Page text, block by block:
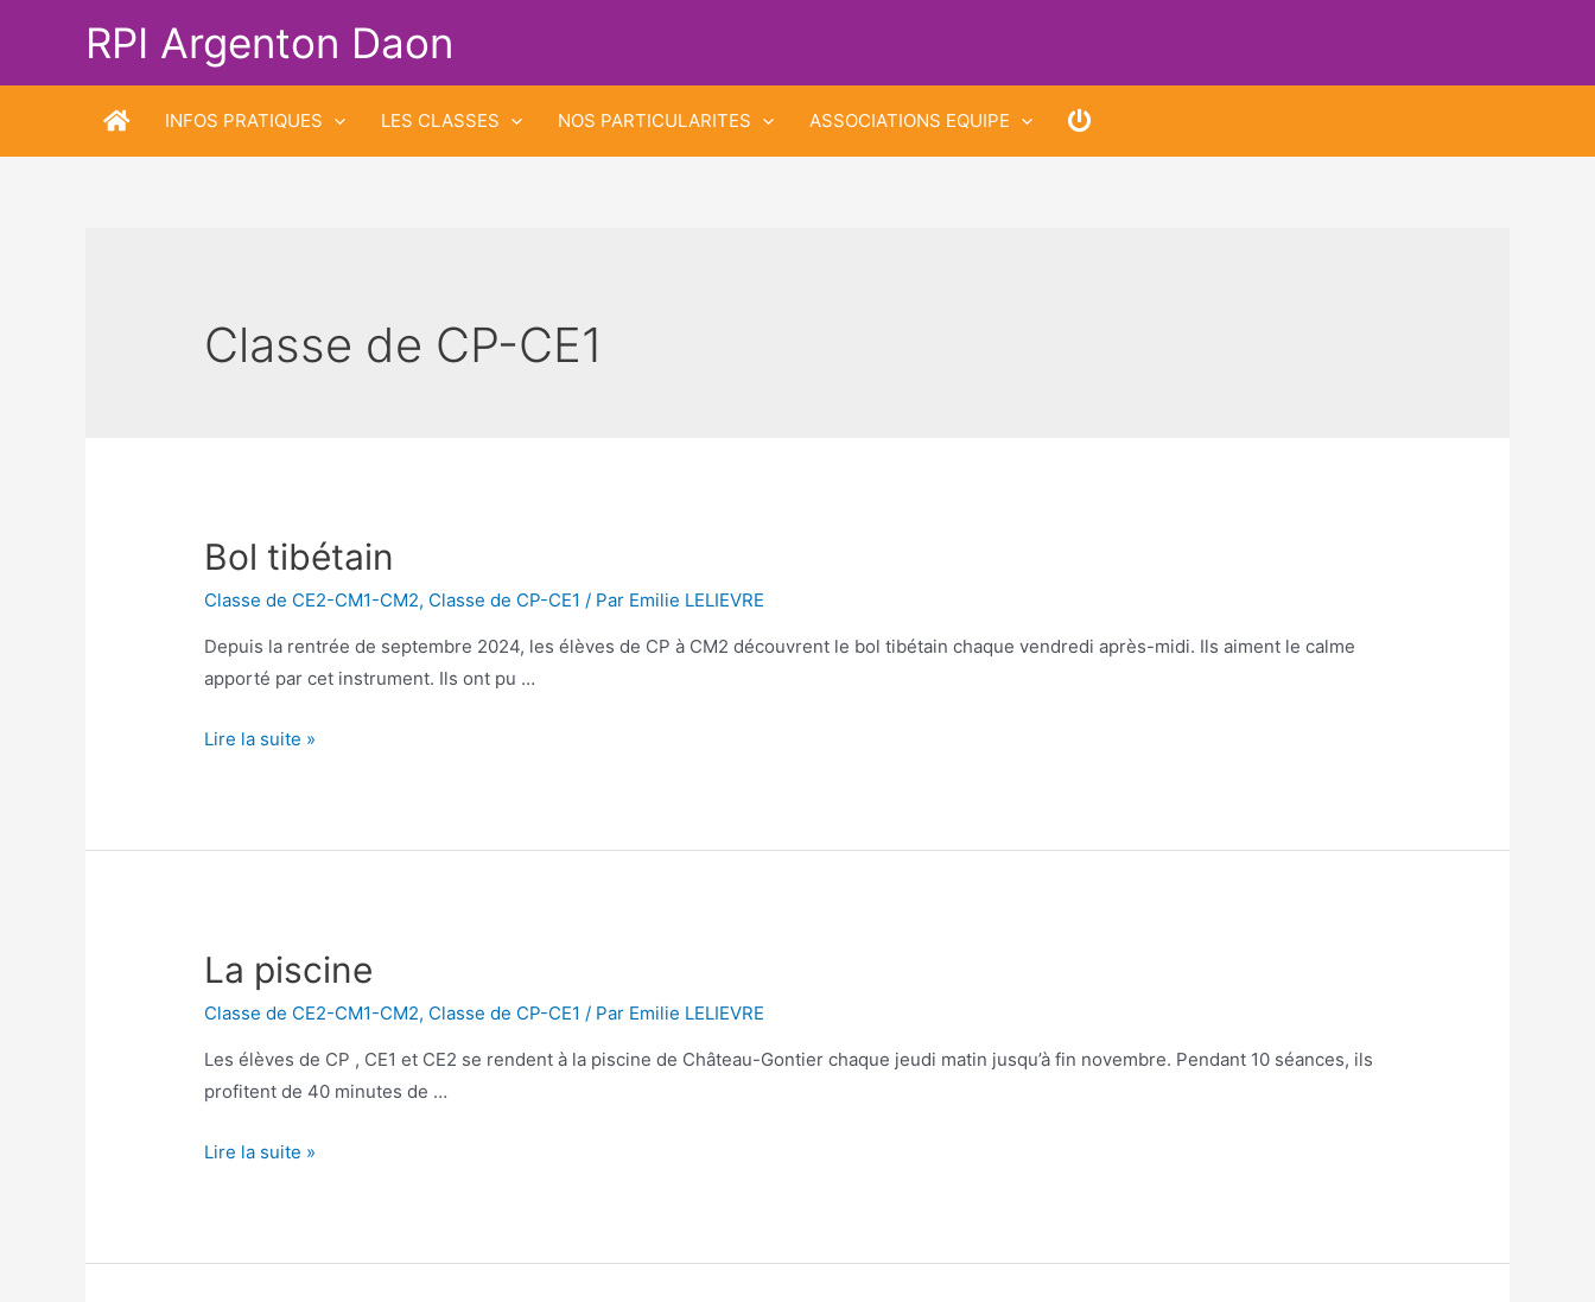
RPI Argenton Daon
INFOS PRATIQUES LES CLASSES NOS PARTICULARITES ASSOCIATIONS EQUIPE
Classe de CP-CE1
Bol tibétain
Classe de CE2-CM1-CM2, Classe de CP-CE1 / Par Emilie LELIEVRE
Depuis la rentrée de septembre 2024, les élèves de CP à CM2 découvrent le bol tibétain chaque vendredi après-midi. Ils aiment le calme
apporté par cet instrument. Ils ont pu …
Bol
Lire la suite »
La piscine
Classe de CE2-CM1-CM2, Classe de CP-CE1 / Par Emilie LELIEVRE
Les élèves de CP , CE1 et CE2 se rendent à la piscine de Château-Gontier chaque jeudi matin jusqu’à fin novembre. Pendant 10 séances, ils
profitent de 40 minutes de …
La
Lire la suite »